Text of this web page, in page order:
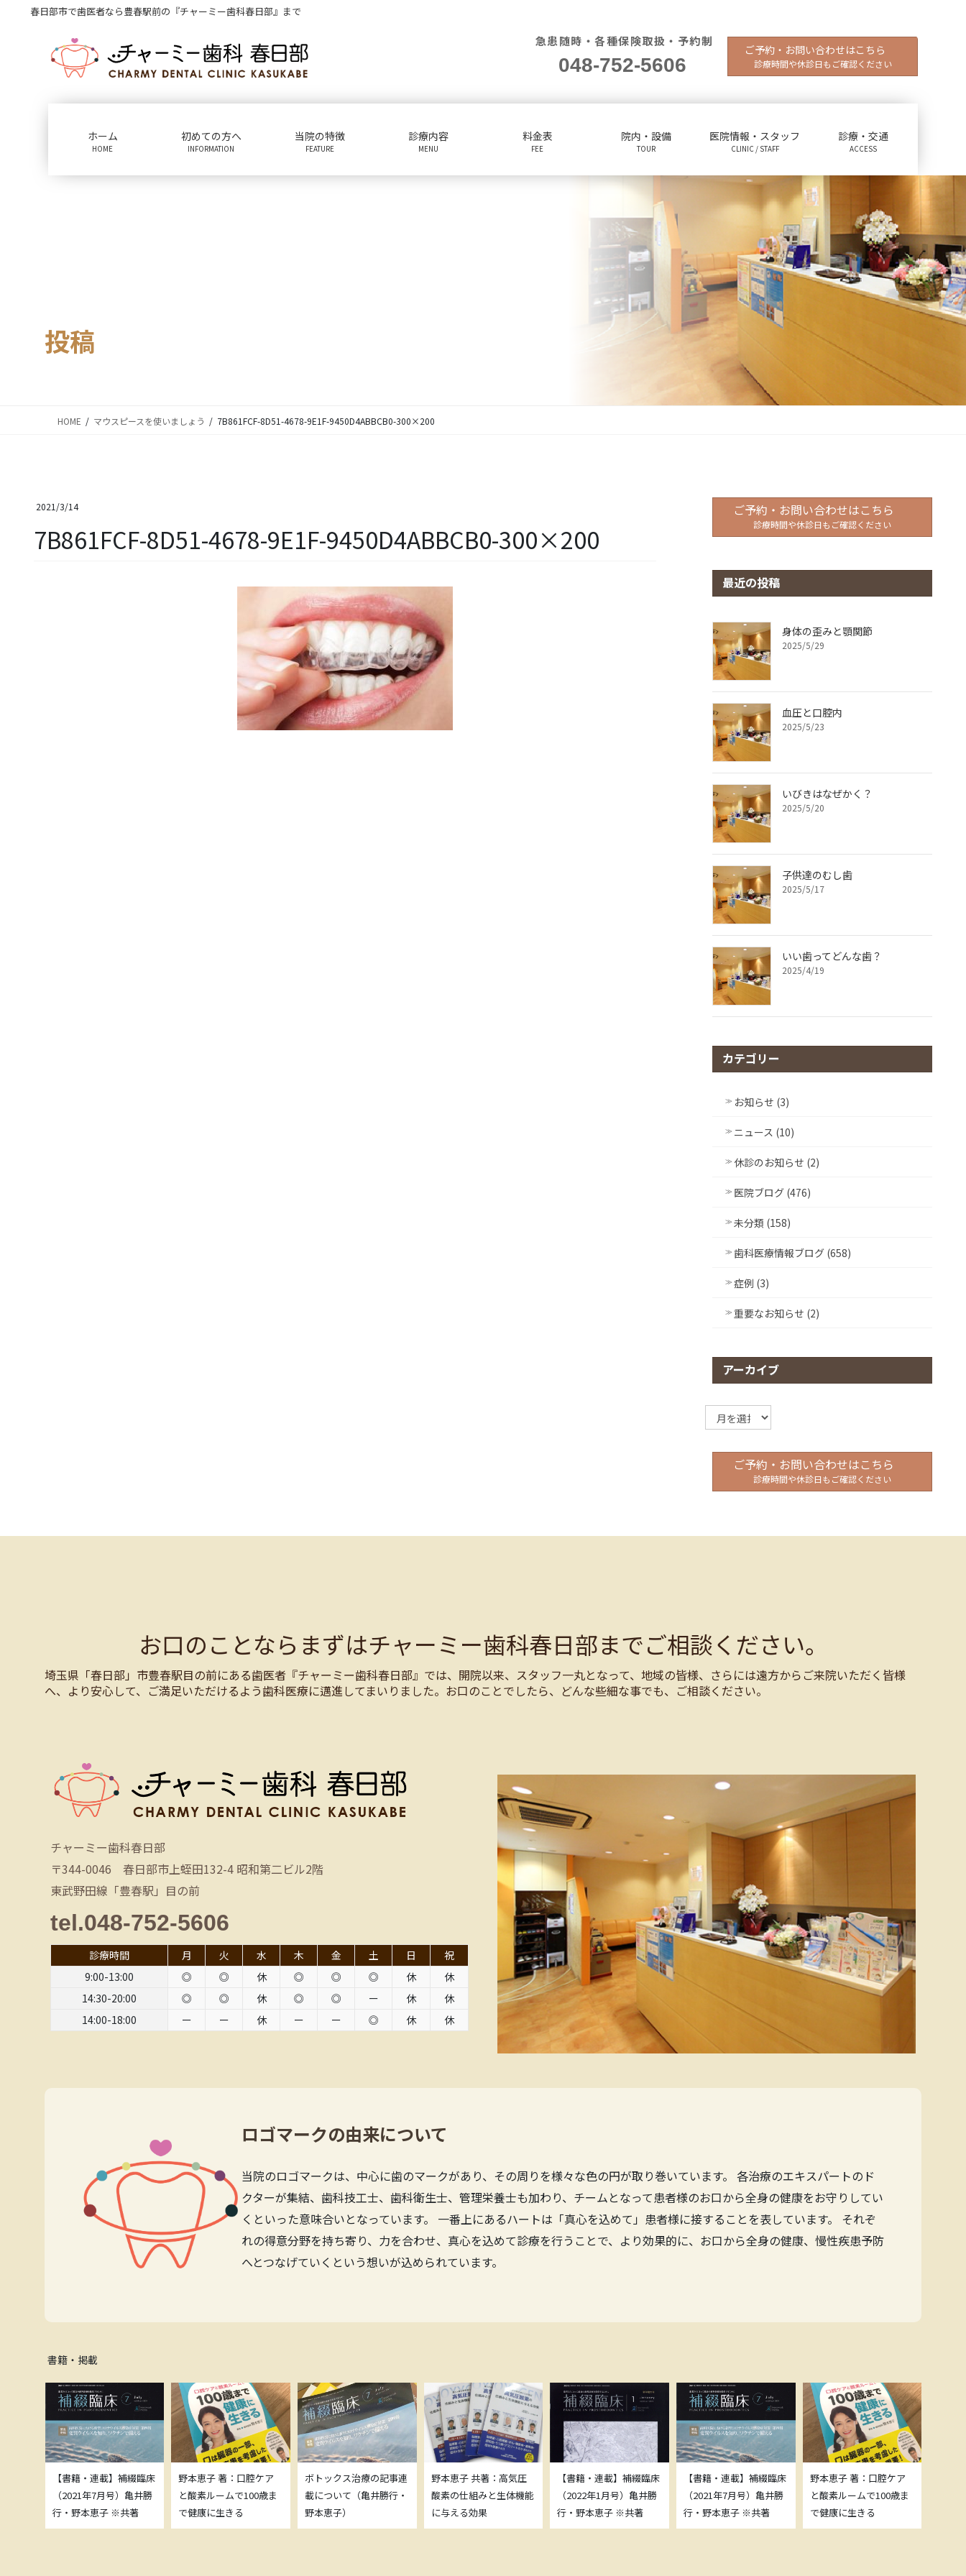
春日部市で歯医者なら豊春駅前の『チャーミー歯科春日部』まで
急患随時・各種保険取扱・予約制
048-752-5606
ご予約・お問い合わせはこちら
診療時間や休診日もご確認ください
ホーム
HOME
初めての方へ
INFORMATION
当院の特徴
FEATURE
診療内容
MENU
料金表
FEE
院内・設備
TOUR
医院情報・スタッフ
CLINIC / STAFF
診療・交通
ACCESS
投稿
HOME マウスピースを使いましょう 7B861FCF-8D51-4678-9E1F-9450D4ABBCB0-300×200
2021/3/14
7B861FCF-8D51-4678-9E1F-9450D4ABBCB0-300×200
ご予約・お問い合わせはこちら
診療時間や休診日もご確認ください
最近の投稿
身体の歪みと顎関節
2025/5/29
血圧と口腔内
2025/5/23
いびきはなぜかく？
2025/5/20
子供達のむし歯
2025/5/17
いい歯ってどんな歯？
2025/4/19
カテゴリー
お知らせ (3)
ニュース (10)
休診のお知らせ (2)
医院ブログ (476)
未分類 (158)
歯科医療情報ブログ (658)
症例 (3)
重要なお知らせ (2)
アーカイブ
ア
ー
イ
ご予約・お問い合わせはこちら
診療時間や休診日もご確認ください
お口のことならまずはチャーミー歯科春日部までご相談ください。
埼玉県「春日部」市豊春駅目の前にある歯医者『チャーミー歯科春日部』では、開院以来、スタッフ一丸となって、地域の皆様、さらには遠方からご来院いただく皆様
へ、より安心して、ご満足いただけるよう歯科医療に邁進してまいりました。お口のことでしたら、どんな些細な事でも、ご相談ください。
チャーミー歯科春日部
〒344-0046 春日部市上蛭田132-4 昭和第二ビル2階
東武野田線「豊春駅」目の前
tel.048-752-5606
診療時間 月 火 水 木 金 土 日
祝
9:00-13:00
◎ ◎ 休 ◎ ◎ ◎ 休
休
14:30-20:00
◎ ◎ 休 ◎ ◎ ー 休
休
14:00-18:00
ー ー 休 ー ー ◎ 休 休
ロゴマークの由来について
当院のロゴマークは、中心に歯のマークがあり、その周りを様々な色の円が取り巻いています。 各治療のエキスパートのド
クターが集結、歯科技工士、歯科衛生士、管理栄養士も加わり、チームとなって患者様のお口から全身の健康をお守りしてい
くといった意味合いとなっています。 一番上にあるハートは「真心を込めて」患者様に接することを表しています。 それぞ
れの得意分野を持ち寄り、力を合わせ、真心を込めて診療を行うことで、より効果的に、お口から全身の健康、慢性疾患予防
へとつなげていくという想いが込められています。
書籍・掲載
【書籍・連載】補綴臨床
（2021年7月号）亀井勝
行・野本恵子 ※共著
野本恵子 著：口腔ケア
と酸素ルームで100歳ま
で健康に生きる
ボトックス治療の記事連
載について（亀井勝行・
野本恵子）
野本恵子 共著：高気圧
酸素の仕組みと生体機能
に与える効果
【書籍・連載】補綴臨床
（2022年1月号）亀井勝
行・野本恵子 ※共著
【書籍・連載】補綴臨床
（2021年7月号）亀井勝
行・野本恵子 ※共著
野本恵子 著：口腔ケア
と酸素ルームで100歳ま
で健康に生きる